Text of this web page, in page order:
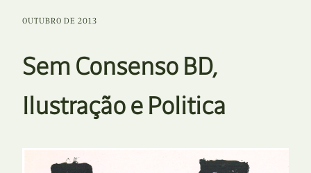
OUTUBRO DE 2013
Sem Consenso BD,
Ilustração e Politica